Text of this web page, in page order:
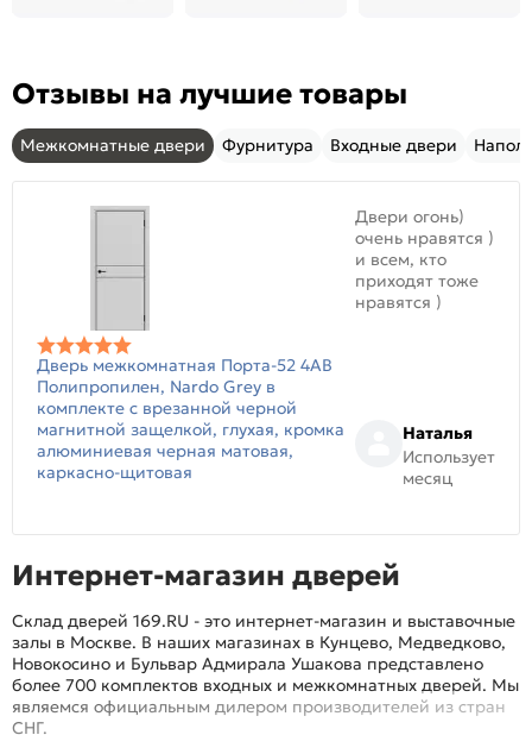
Отзывы на лучшие товары
Межкомнатные двери Фурнитура Входные двери
Дверь межкомнатная Порта-52 4AB
Полипропилен, Nardo Grey в
комплекте с врезанной черной
магнитной защелкой, глухая, кромка
алюминиевая черная матовая,
каркасно-щитовая
Двери огонь)
очень нравятся )
и всем, кто
приходят тоже
нравятся )
Наталья
Использует
месяц
Интернет-магазин дверей
Склад дверей 169.RU - это интернет-магазин и выставочные
залы в Москве. В наших магазинах в Кунцево, Медведково,
Новокосино и Бульвар Адмирала Ушакова представлено
более 700 комплектов входных и межкомнатных дверей. Мы
являемся официальным дилером производителей из стран
СНГ.